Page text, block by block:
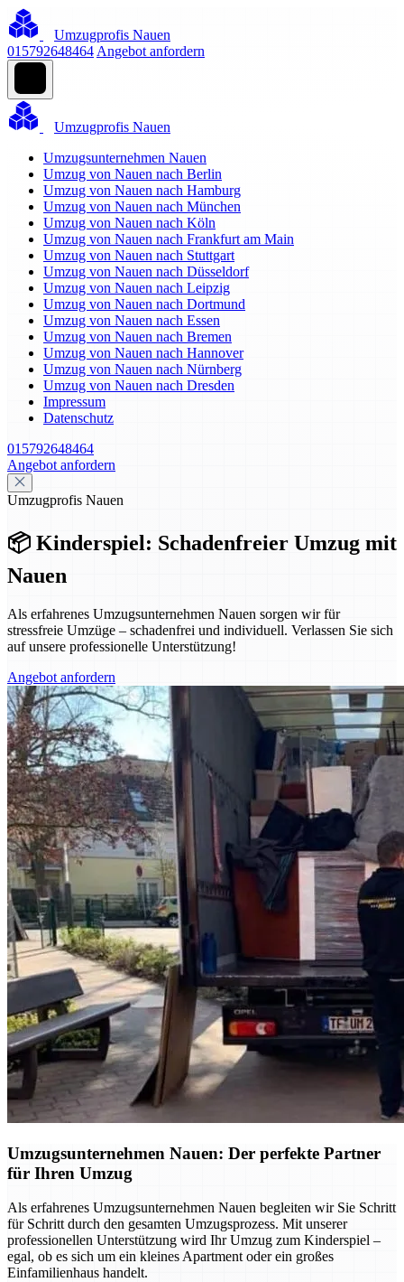
Umzugprofis Nauen
015792648464 Angebot anfordern
Umzugprofis Nauen
Umzugsunternehmen Nauen
Umzug von Nauen nach Berlin
Umzug von Nauen nach Hamburg
Umzug von Nauen nach München
Umzug von Nauen nach Köln
Umzug von Nauen nach Frankfurt am Main
Umzug von Nauen nach Stuttgart
Umzug von Nauen nach Düsseldorf
Umzug von Nauen nach Leipzig
Umzug von Nauen nach Dortmund
Umzug von Nauen nach Essen
Umzug von Nauen nach Bremen
Umzug von Nauen nach Hannover
Umzug von Nauen nach Nürnberg
Umzug von Nauen nach Dresden
Impressum
Datenschutz
015792648464
Angebot anfordern
Umzugprofis Nauen
📦 Kinderspiel: Schadenfreier Umzug mit
Nauen
Als erfahrenes Umzugsunternehmen Nauen sorgen wir für
stressfreie Umzüge – schadenfrei und individuell. Verlassen Sie sich
auf unsere professionelle Unterstützung!
Angebot anfordern
Umzugsunternehmen Nauen: Der perfekte Partner
für Ihren Umzug
Als erfahrenes Umzugsunternehmen Nauen begleiten wir Sie Schritt
für Schritt durch den gesamten Umzugsprozess. Mit unserer
professionellen Unterstützung wird Ihr Umzug zum Kinderspiel –
egal, ob es sich um ein kleines Apartment oder ein großes
Einfamilienhaus handelt.